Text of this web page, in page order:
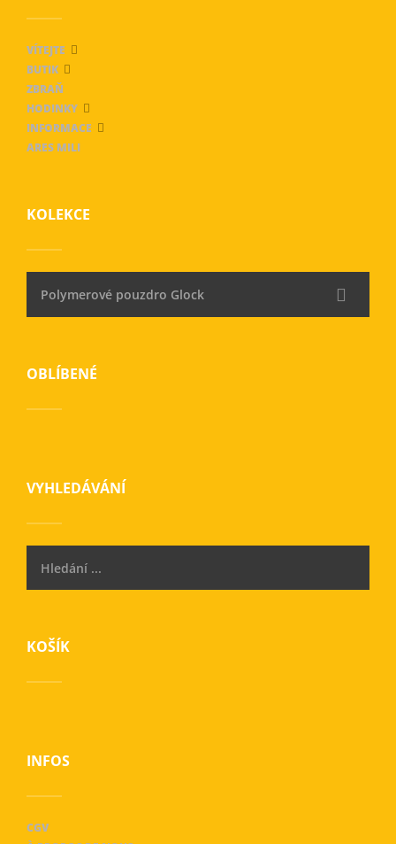
VÍTEJTE
BUTIK
ZBRAŇ
HODINKY
INFORMACE
ARES MILI
KOLEKCE
Polymerové pouzdro Glock
OBLÍBENÉ
VYHLEDÁVÁNÍ
KOŠÍK
INFOS
CGV